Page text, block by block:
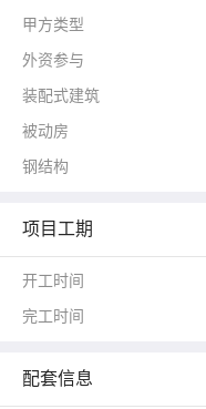
甲方类型
外资参与
装配式建筑
被动房
钢结构
项目工期
开工时间
完工时间
配套信息